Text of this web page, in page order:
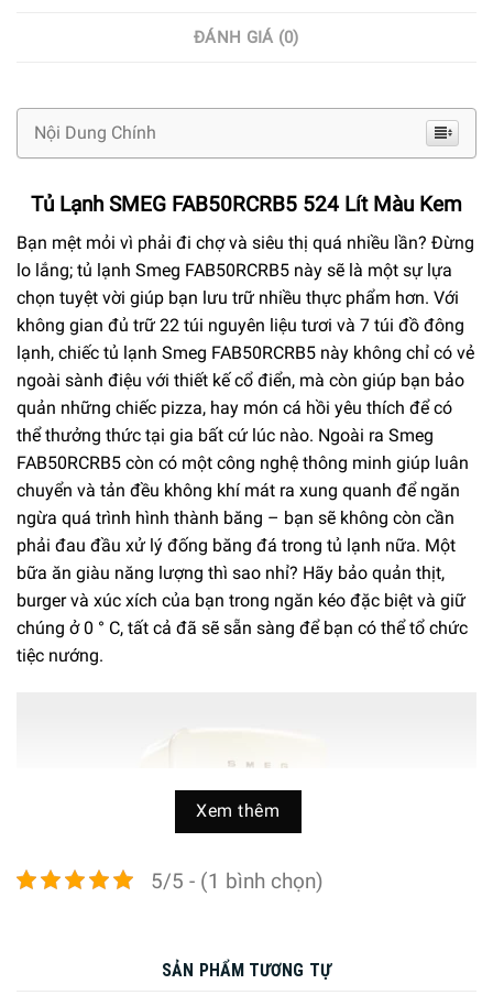
ĐÁNH GIÁ (0)
Nội Dung Chính
Tủ Lạnh SMEG FAB50RCRB5 524 Lít Màu Kem
Bạn mệt mỏi vì phải đi chợ và siêu thị quá nhiều lần? Đừng
lo lắng; tủ lạnh Smeg FAB50RCRB5 này sẽ là một sự lựa
chọn tuyệt vời giúp bạn lưu trữ nhiều thực phẩm hơn. Với
không gian đủ trữ 22 túi nguyên liệu tươi và 7 túi đồ đông
lạnh, chiếc tủ lạnh Smeg FAB50RCRB5 này không chỉ có vẻ
ngoài sành điệu với thiết kế cổ điển, mà còn giúp bạn bảo
quản những chiếc pizza, hay món cá hồi yêu thích để có
thể thưởng thức tại gia bất cứ lúc nào. Ngoài ra Smeg
FAB50RCRB5 còn có một công nghệ thông minh giúp luân
chuyển và tản đều không khí mát ra xung quanh để ngăn
ngừa quá trình hình thành băng – bạn sẽ không còn cần
phải đau đầu xử lý đống băng đá trong tủ lạnh nữa. Một
bữa ăn giàu năng lượng thì sao nhỉ? Hãy bảo quản thịt,
burger và xúc xích của bạn trong ngăn kéo đặc biệt và giữ
chúng ở 0 ° C, tất cả đã sẽ sẵn sàng để bạn có thể tổ chức
tiệc nướng.
Xem thêm
5/5 - (1 bình chọn)
SẢN PHẨM TƯƠNG TỰ